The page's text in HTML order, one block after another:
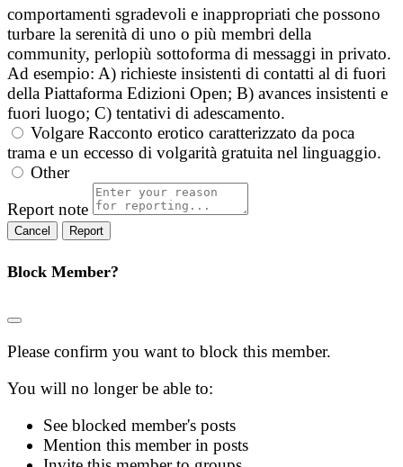
comportamenti sgradevoli e inappropriati che possono
turbare la serenità di uno o più membri della
community, perlopiù sottoforma di messaggi in privato.
Ad esempio: A) richieste insistenti di contatti al di fuori
della Piattaforma Edizioni Open; B) avances insistenti e
fuori luogo; C) tentativi di adescamento.
Volgare Racconto erotico caratterizzato da poca
trama e un eccesso di volgarità gratuita nel linguaggio.
Other
Report note
Report
Block Member?
Please confirm you want to block this member.
You will no longer be able to:
See blocked member's posts
Mention this member in posts